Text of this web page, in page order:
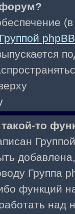
форум?
Группой phpBB
то
Группа
функций
над